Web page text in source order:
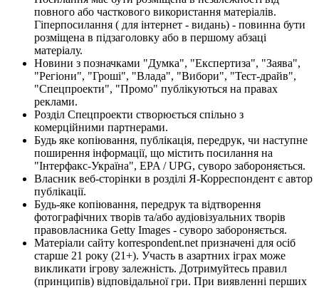
повного або часткового використання матеріалів.
Гіперпосилання ( для інтернет - видань) - повинна бути
розміщена в підзаголовку або в першому абзаці
матеріалу.
Новини з позначками "Думка", "Експертиза", "Заява",
"Регіони", "Гроші", "Влада", "Вибори", "Тест-драйв",
"Спецпроекти", "Промо" публікуються на правах
реклами.
Розділ Спецпроекти створюється спільно з
комерційними партнерами.
Будь яке копіювання, публікація, передрук, чи наступне
поширення інформації, що містить посилання на
"Інтерфакс-Україна", EPA / UPG, суворо забороняється.
Власник веб-сторінки в розділі Я-Корреспондент є автор
публікації.
Будь-яке копіювання, передрук та відтворення
фотографічних творів та/або аудіовізуальних творів
правовласника Getty Images - суворо забороняється.
Матеріали сайту korrespondent.net призначені для осіб
старше 21 року (21+). Участь в азартних іграх може
викликати ігрову залежність. Дотримуйтесь правил
(принципів) відповідальної гри. При виявленні перших